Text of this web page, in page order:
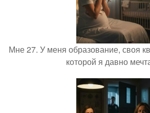
Мне 27. У меня образование, своя
которой я давно